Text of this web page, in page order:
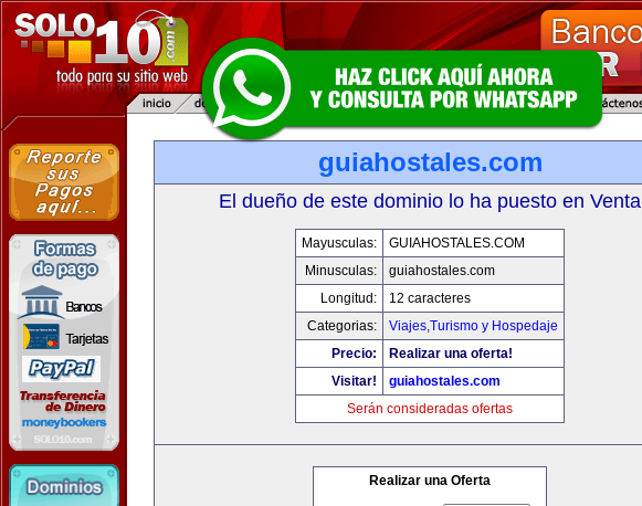
guiahostales.com
El dueño de este dominio lo ha puesto en Venta
Mayusculas:
GUIAHOSTALES.COM
Minusculas:
guiahostales.com
Longitud:
12 caracteres
Categorias:
Viajes,Turismo y Hospedaje
Precio:
Realizar una oferta!
Visitar!
guiahostales.com
Serán consideradas ofertas
Realizar una Oferta